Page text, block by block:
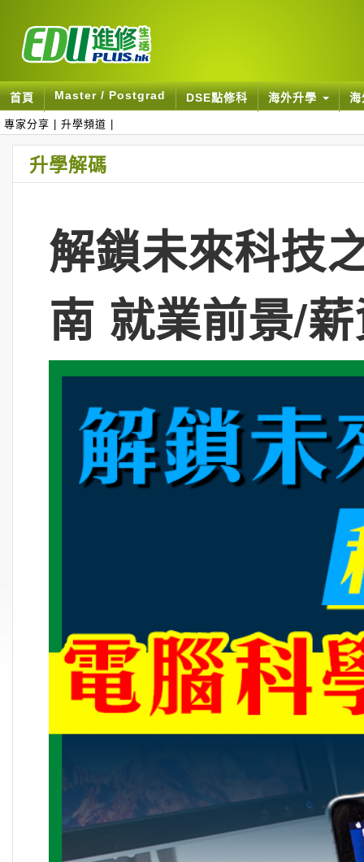
首頁 Master / Postgrad DSE點修科 海外升學
專家分享 升學頻道
升學解碼
解鎖未來科技
南 就業前景/